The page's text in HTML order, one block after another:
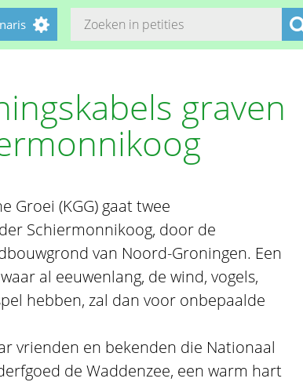
graven
Groei (KGG) gaat twee
Schiermonnikoog, door de
van Noord-Groningen. Een
al eeuwenlang, de wind, vogels,
hebben, zal dan voor onbepaalde
vrienden en bekenden die Nationaal
de Waddenzee, een warm hart